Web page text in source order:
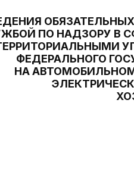
ПО НАДЗОРУ В
ФЕДЕРАЛЬНОГО
НА